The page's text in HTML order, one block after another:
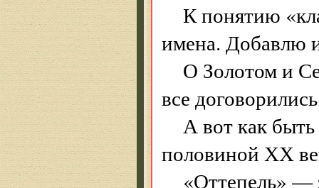
К понятию
имена. Добавлю
О Золотом и
все
А вот как
половиной ХХ
«Оттепель» —